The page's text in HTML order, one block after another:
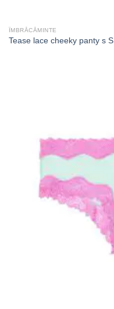
ÎMBRĂCĂMINTE
Tease lace cheeky panty s S